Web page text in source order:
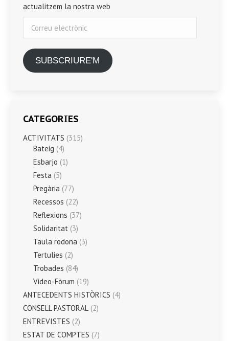
actualitzem la nostra web
electrònic
SUBSCRIURE'M
CATEGORIES
ACTIVITATS (315)
Bateig (4)
Esbarjo (1)
Festa (5)
Pregària (77)
Recessos (22)
Reflexions (37)
Solidaritat (3)
Taula rodona (3)
Tertulies (2)
Trobades (84)
Vídeo-Fòrum (19)
ANTECEDENTS HISTÒRICS (4)
CONSELL PASTORAL (2)
ENTREVISTES (2)
ESTAT DE COMPTES (7)